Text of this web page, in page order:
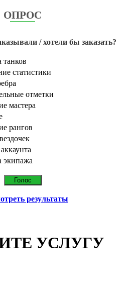
ОПРОС
/ хотели бы заказать?
танков
статистики
отметки
мастера
рангов
экипажа
результаты
УСЛУГУ